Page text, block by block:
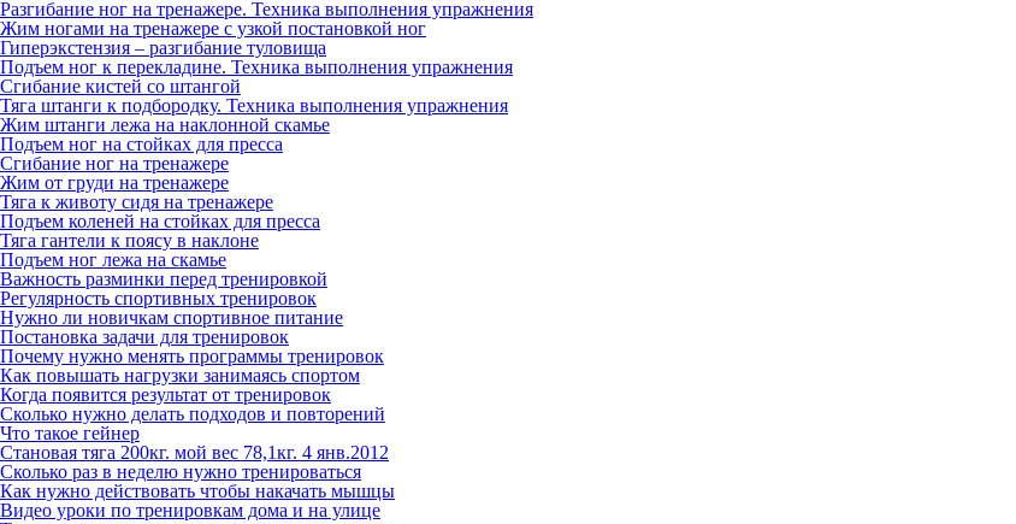
Разгибание ног на тренажере. Техника выполнения упражнения
Жим ногами на тренажере с узкой постановкой ног
Гиперэкстензия – разгибание туловища
Подъем ног к перекладине. Техника выполнения упражнения
Сгибание кистей со штангой
Тяга штанги к подбородку. Техника выполнения упражнения
Жим штанги лежа на наклонной скамье
Подъем ног на стойках для пресса
Сгибание ног на тренажере
Жим от груди на тренажере
Тяга к животу сидя на тренажере
Подъем коленей на стойках для пресса
Тяга гантели к поясу в наклоне
Подъем ног лежа на скамье
Важность разминки перед тренировкой
Регулярность спортивных тренировок
Нужно ли новичкам спортивное питание
Постановка задачи для тренировок
Почему нужно менять программы тренировок
Как повышать нагрузки занимаясь спортом
Когда появится результат от тренировок
Сколько нужно делать подходов и повторений
Что такое гейнер
Становая тяга 200кг. мой вес 78,1кг. 4 янв.2012
Сколько раз в неделю нужно тренироваться
Как нужно действовать чтобы накачать мышцы
Видео уроки по тренировкам дома и на улице